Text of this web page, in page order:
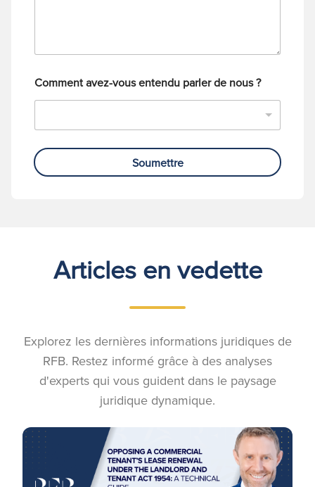
n
Comment avez-vous entendu parler de nous ?
Soumettre
Articles en vedette
Explorez les dernières informations juridiques de
RFB. Restez informé grâce à des analyses
d'experts qui vous guident dans le paysage
juridique dynamique.